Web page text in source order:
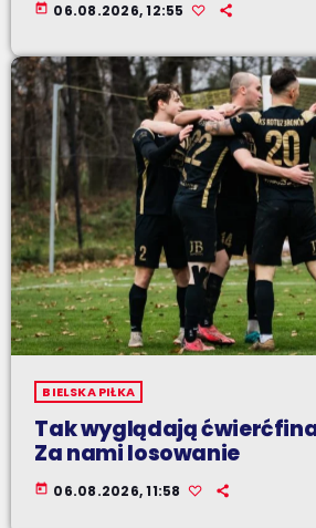
today 06.08.2026, 12:55
BIELSKA PIŁKA
Tak wyglądają
Za nami losowanie
today 06.08.2026, 11:58